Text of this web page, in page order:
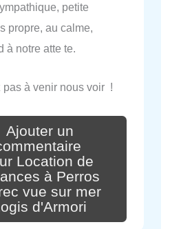
petite
propre, au calme,
à notre atte te.
pas à venir nous voir !
Ajouter un
Location de
à Perros
vue sur mer
d'Armori